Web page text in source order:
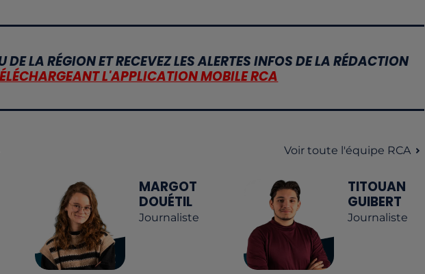
DE LA RÉGION ET RECEVEZ LES ALERTES INFOS DE LA RÉDACTION
L'APPLICATION MOBILE RCA
Voir toute l'équipe RCA
MARGOT
DOUÉTIL
Journaliste
TITOUAN
GUIBERT
Journaliste